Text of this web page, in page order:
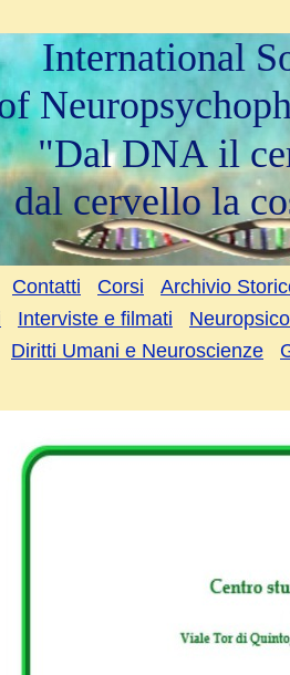
International
"Dal DNA il
dal cervello la
Contatti Corsi Archivio
Interviste e filmati
Diritti Umani e Neuroscienze